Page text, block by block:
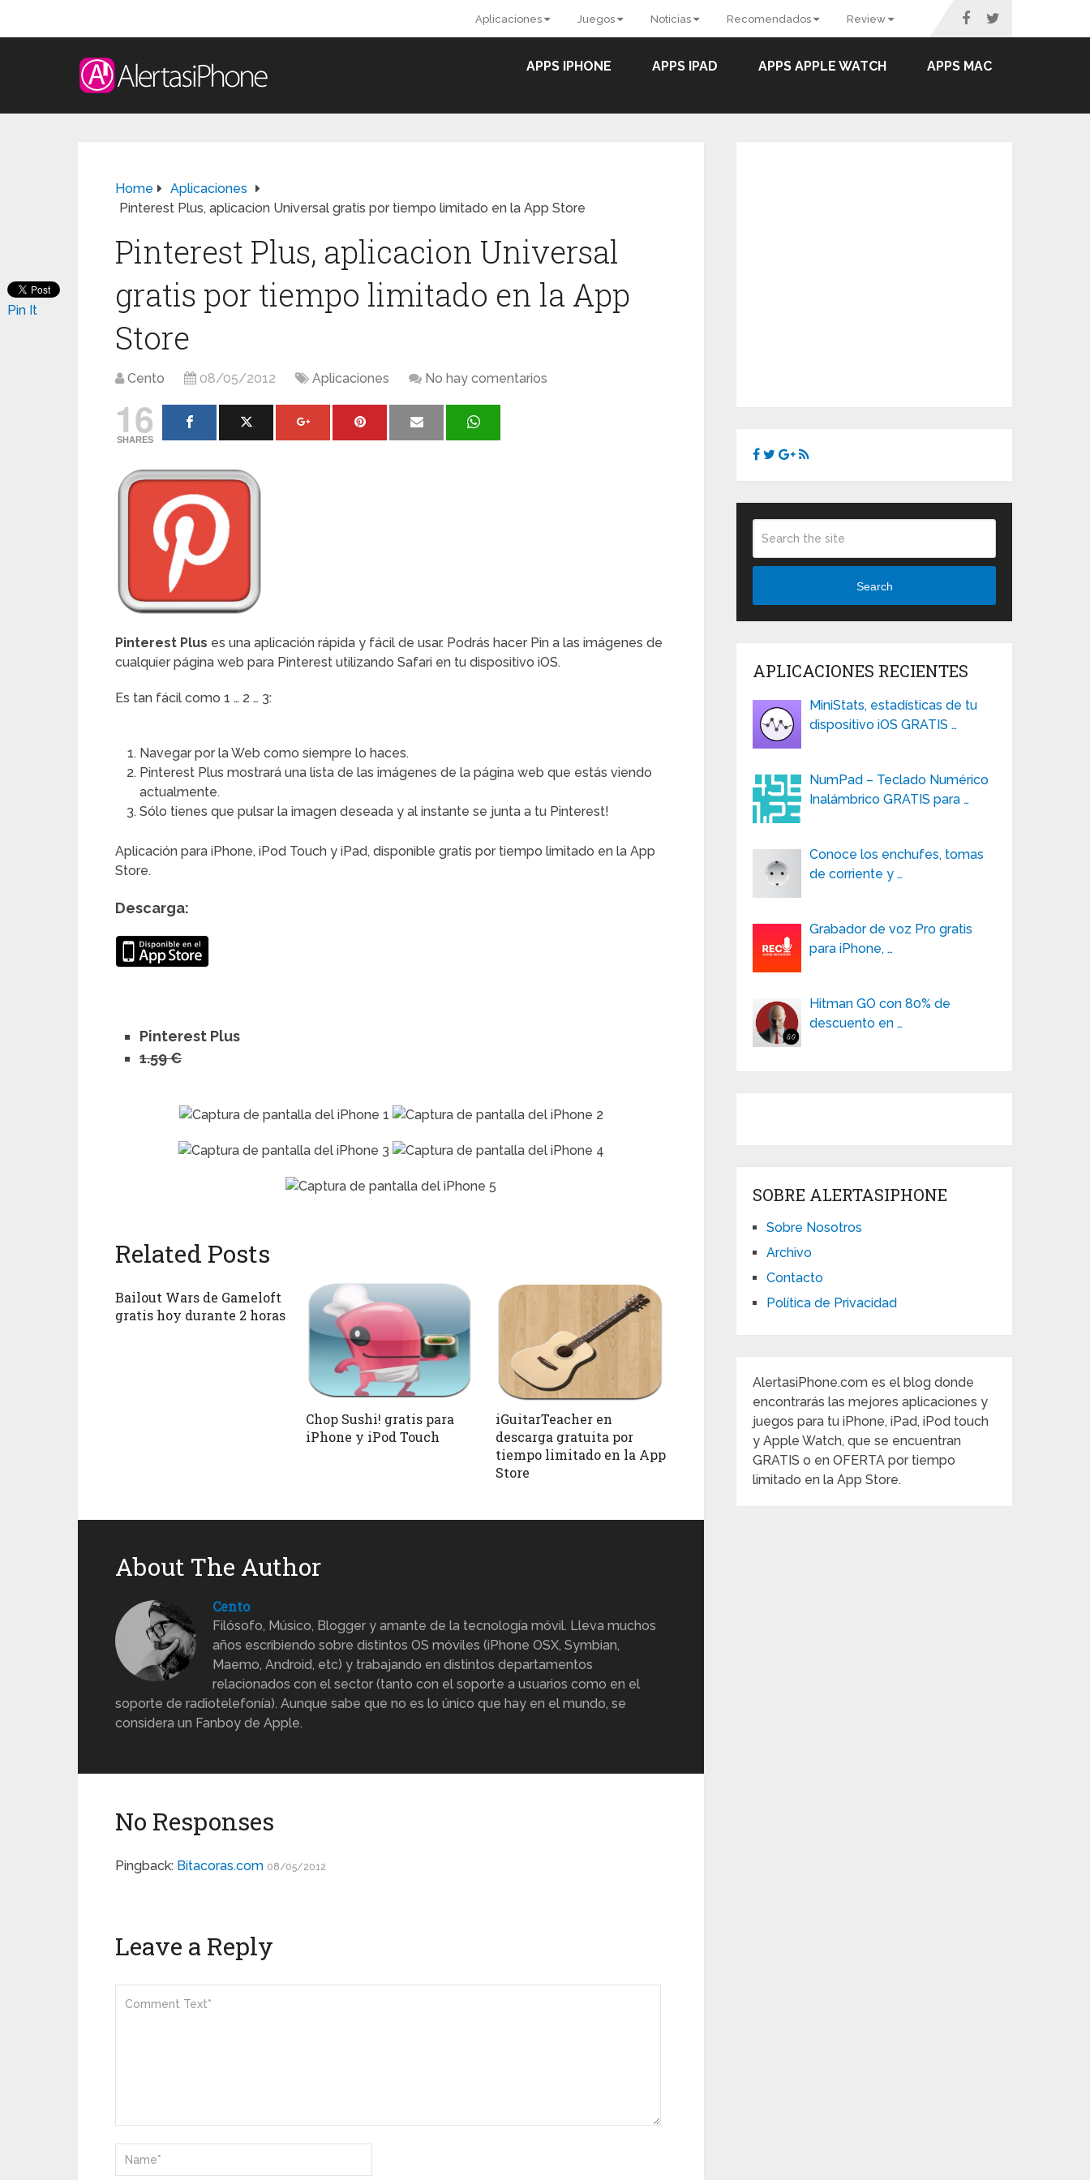
Aplicaciones Juegos Noticias Recomendados Review
APPS IPHONE APPS IPAD APPS APPLE WATCH APPS MAC
Home
Aplicaciones
Pinterest Plus, aplicacion Universal gratis por tiempo limitado en la App Store
Pinterest Plus, aplicacion Universal
gratis por tiempo limitado en la App
Store
Cento 08/05/2012 Aplicaciones No hay comentarios
16
SHARES
Pinterest Plus es una aplicación rápida y fácil de usar. Podrás hacer Pin a las imágenes de
cualquier página web para Pinterest utilizando Safari en tu dispositivo iOS.
Es tan fácil como 1 … 2 … 3:
Navegar por la Web como siempre lo haces.
Pinterest Plus mostrará una lista de las imágenes de la página web que estás viendo
actualmente.
Sólo tienes que pulsar la imagen deseada y al instante se junta a tu Pinterest!
Aplicación para iPhone, iPod Touch y iPad, disponible gratis por tiempo limitado en la App
Store.
Descarga:
Pinterest Plus
1.59 €
Pin It
Related Posts
Bailout Wars de Gameloft
gratis hoy durante 2 horas
Chop Sushi! gratis para
iPhone y iPod Touch
iGuitarTeacher en
descarga gratuita por
tiempo limitado en la App
Store
About The Author
Cento
Filósofo, Músico, Blogger y amante de la tecnología móvil. Lleva muchos
años escribiendo sobre distintos OS móviles (iPhone OSX, Symbian,
Maemo, Android, etc) y trabajando en distintos departamentos
relacionados con el sector (tanto con el soporte a usuarios como en el
soporte de radiotelefonía). Aunque sabe que no es lo único que hay en el mundo, se
considera un Fanboy de Apple.
No Responses
Pingback: Bitacoras.com 08/05/2012
Leave a Reply
Search
APLICACIONES RECIENTES
MiniStats, estadísticas de tu
dispositivo iOS GRATIS …
NumPad – Teclado Numérico
Inalámbrico GRATIS para …
Conoce los enchufes, tomas
de corriente y …
Grabador de voz Pro gratis
para iPhone, …
Hitman GO con 80% de
descuento en …
SOBRE ALERTASIPHONE
Sobre Nosotros
Archivo
Contacto
Política de Privacidad
AlertasiPhone.com es el blog donde
encontrarás las mejores aplicaciones y
juegos para tu iPhone, iPad, iPod touch
y Apple Watch, que se encuentran
GRATIS o en OFERTA por tiempo
limitado en la App Store.